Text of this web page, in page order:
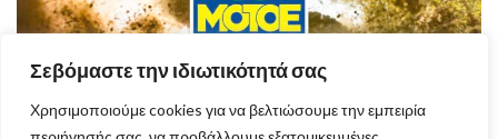
Σεβόμαστε την ιδιωτικότητά σας
Χρησιμοποιούμε cookies για να βελτιώσουμε την εμπειρία